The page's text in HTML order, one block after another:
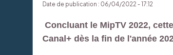
Date de publication : 06/04/2022 - 17:12
Concluant le MipTV 2022,
Canal+ dès la fin de l'année